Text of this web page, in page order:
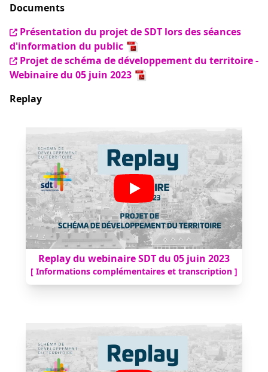
Documents
Présentation du projet de SDT lors des séances
d'information du public
Projet de schéma de développement du territoire -
Webinaire du 05 juin 2023
Replay
Replay du webinaire SDT du 05 juin 2023
[ Informations complémentaires et transcription ]